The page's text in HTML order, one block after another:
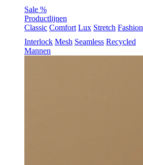
Sale %
Productlijnen
Classic Comfort Lux Stretch Fashion
Interlock Mesh Seamless Recycled
Mannen